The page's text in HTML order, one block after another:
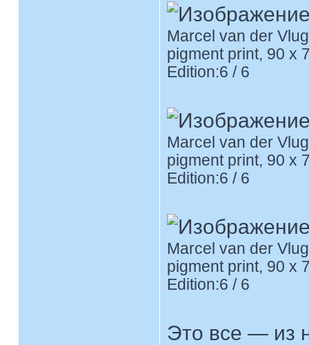
Marcel van der
pigment print, 90 x
Edition:6 / 6
Marcel van der
pigment print, 90 x
Edition:6 / 6
Marcel van der
pigment print, 90 x
Edition:6 / 6
Это все — из